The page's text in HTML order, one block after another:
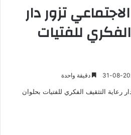
تزور دار
للفتيات
دقيقة واحدة